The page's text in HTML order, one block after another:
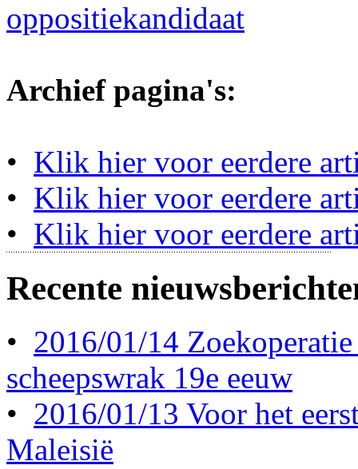
oppositiekandidaat
Archief pagina's:
• Klik hier voor eerdere
• Klik hier voor eerdere
• Klik hier voor eerdere
Recente
• 2016/01/14
scheepswrak 19e eeuw
• 2016/01/13 Voor het
Maleisië